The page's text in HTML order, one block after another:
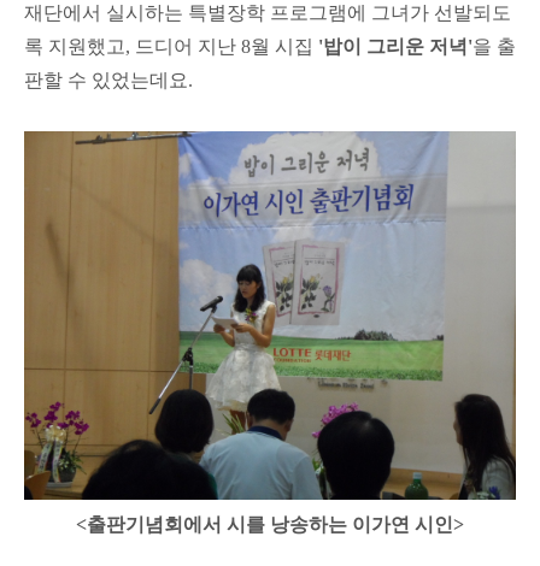
재단에서 실시하는 특별장학 프로그램에 그녀가 선발되도
록 지원했고, 드디어 지난 8월 시집 '밥이 그리운 저녁'을 출
판할 수 있었는데요.
<출판기념회에서 시를 낭송하는 이가연 시인>